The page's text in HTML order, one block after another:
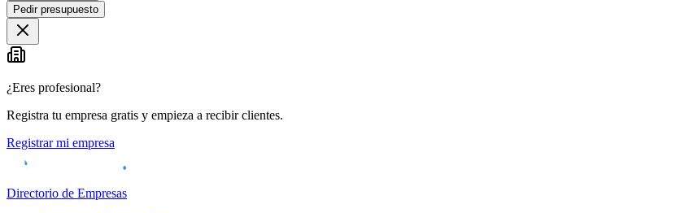
Pedir presupuesto
¿Eres profesional?
Registra tu empresa gratis y empieza a recibir clientes.
Registrar mi empresa
Directorio de Empresas